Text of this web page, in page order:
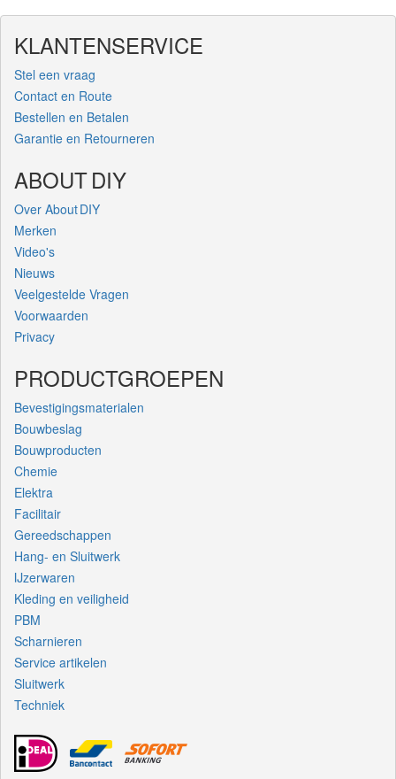
KLANTENSERVICE
Stel een vraag
Contact en Route
Bestellen en Betalen
Garantie en Retourneren
ABOUT DIY
Over About DIY
Merken
Video's
Nieuws
Veelgestelde Vragen
Voorwaarden
Privacy
PRODUCTGROEPEN
Bevestigingsmaterialen
Bouwbeslag
Bouwproducten
Chemie
Elektra
Facilitair
Gereedschappen
Hang- en Sluitwerk
IJzerwaren
Kleding en veiligheid
PBM
Scharnieren
Service artikelen
Sluitwerk
Techniek